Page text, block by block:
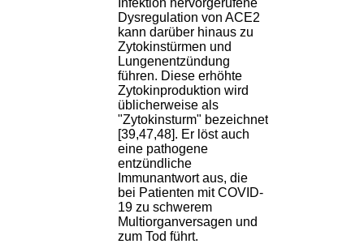
Dysregulation von ACE2
kann darüber hinaus zu
Zytokinstürmen und
Lungenentzündung
führen. Diese erhöhte
Zytokinproduktion wird
üblicherweise als
"Zytokinsturm" bezeichnet
[39,47,48]. Er löst auch
eine pathogene
entzündliche
Immunantwort aus, die
bei Patienten mit COVID-
19 zu schwerem
Multiorganversagen und
zum Tod führt.